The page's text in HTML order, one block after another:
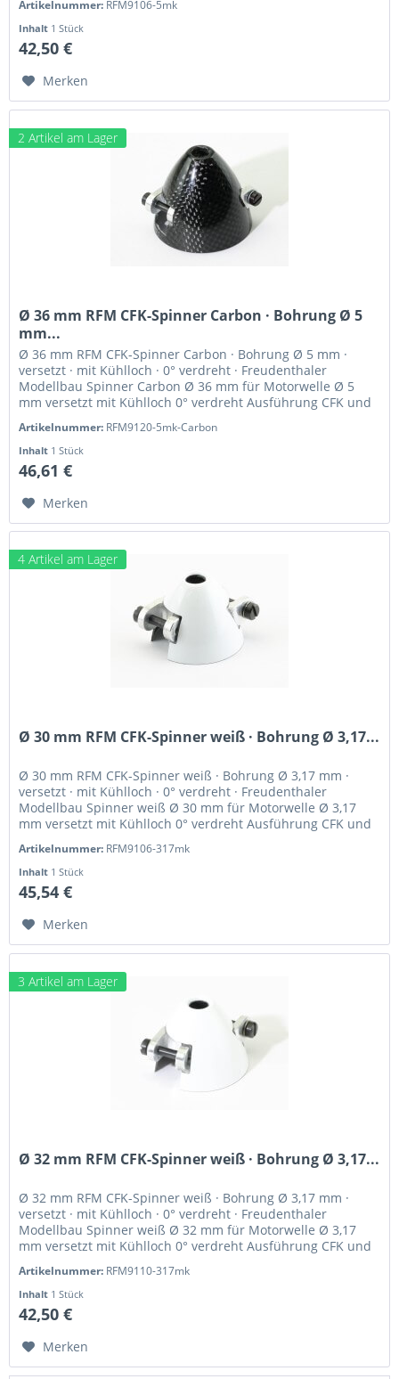
Artikelnummer: RFM9106-5mk
Inhalt 1 Stück
42,50 €
Merken
2 Artikel am Lager
Ø 36 mm RFM CFK-Spinner Carbon · Bohrung Ø 5
mm...
Ø 36 mm RFM CFK-Spinner Carbon · Bohrung Ø 5 mm ·
versetzt · mit Kühlloch · 0° verdreht · Freudenthaler
Modellbau Spinner Carbon Ø 36 mm für Motorwelle Ø 5
mm versetzt mit Kühlloch 0° verdreht Ausführung CFK und
Artikelnummer: RFM9120-5mk-Carbon
Inhalt 1 Stück
46,61 €
Merken
4 Artikel am Lager
Ø 30 mm RFM CFK-Spinner weiß · Bohrung Ø 3,17...
Ø 30 mm RFM CFK-Spinner weiß · Bohrung Ø 3,17 mm ·
versetzt · mit Kühlloch · 0° verdreht · Freudenthaler
Modellbau Spinner weiß Ø 30 mm für Motorwelle Ø 3,17
mm versetzt mit Kühlloch 0° verdreht Ausführung CFK und
Artikelnummer: RFM9106-317mk
Inhalt 1 Stück
45,54 €
Merken
3 Artikel am Lager
Ø 32 mm RFM CFK-Spinner weiß · Bohrung Ø 3,17...
Ø 32 mm RFM CFK-Spinner weiß · Bohrung Ø 3,17 mm ·
versetzt · mit Kühlloch · 0° verdreht · Freudenthaler
Modellbau Spinner weiß Ø 32 mm für Motorwelle Ø 3,17
mm versetzt mit Kühlloch 0° verdreht Ausführung CFK und
Artikelnummer: RFM9110-317mk
Inhalt 1 Stück
42,50 €
Merken